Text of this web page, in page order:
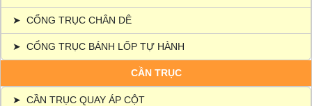
➤ CỔNG TRỤC CHÂN DÊ
➤ CỔNG TRỤC BÁNH LỐP TỰ HÀNH
CẦN TRỤC
➤ CẦN TRỤC QUAY ÁP CỘT